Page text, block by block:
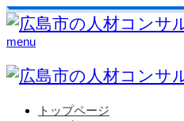
menu
トップページ